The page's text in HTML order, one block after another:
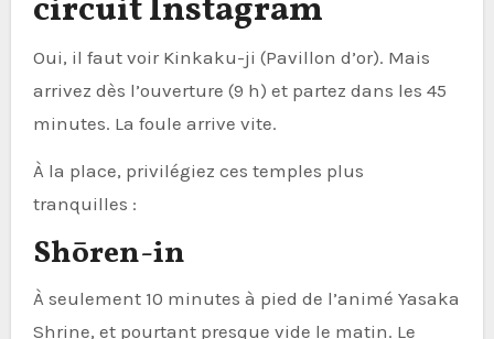
circuit Instagram
Oui, il faut voir Kinkaku-ji (Pavillon d’or). Mais
arrivez dès l’ouverture (9 h) et partez dans les 45
minutes. La foule arrive vite.
À la place, privilégiez ces temples plus
tranquilles :
Shōren-in
À seulement 10 minutes à pied de l’animé Yasaka
Shrine, et pourtant presque vide le matin. Le